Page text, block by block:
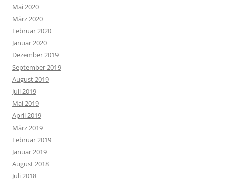
Mai 2020
März 2020
Februar 2020
Januar 2020
Dezember 2019
September 2019
August 2019
Juli 2019
Mai 2019
April 2019
März 2019
Februar 2019
Januar 2019
August 2018
Juli 2018